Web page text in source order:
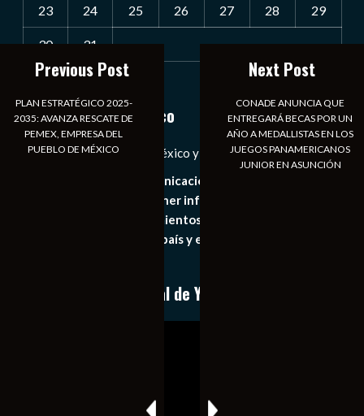
23 24 25 26 27 28 29
30 31
« Jul
Notiexpress de México
Las Noticias Diarias de México y el Mundo a Tu Alcance
Somos un medio de comunicación digital que tiene como
principal objetivo mantener informado al publico en
general de los acontecimientos mas recientes e
importantes de nuestro país y el mundo de forma eficaz,
Conoce nuestro canal de YouTube
Previous Post
PLAN ESTRATÉGICO 2025-
2035: AVANZA RESCATE DE
PEMEX, EMPRESA DEL
PUEBLO DE MÉXICO
Next Post
CONADE ANUNCIA QUE
ENTREGARÁ BECAS POR UN
AÑO A MEDALLISTAS EN LOS
JUEGOS PANAMERICANOS
JUNIOR EN ASUNCIÓN